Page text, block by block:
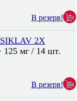
В резерв!
2X
125 мг / 14 шт.
В резерв!